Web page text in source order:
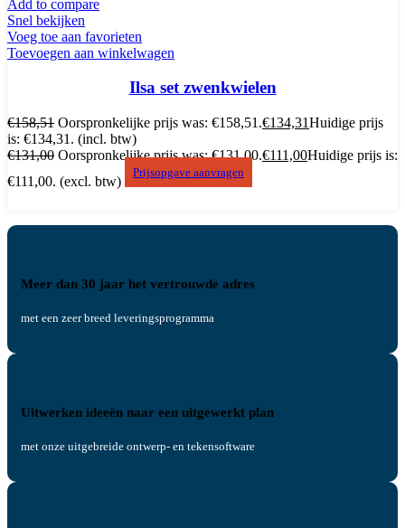
Add to compare
Snel bekijken
Voeg toe aan favorieten
Toevoegen aan winkelwagen
Ilsa set zwenkwielen
€158,51 Oorspronkelijke prijs was: €158,51.€134,31Huidige prijs
is: €134,31. (incl. btw)
€131,00 Oorspronkelijke prijs was: €131,00.€111,00Huidige prijs is:
€111,00. (excl. btw)
Prijsopgave aanvragen
Meer dan 30 jaar het vertrouwde adres
met een zeer breed leveringsprogramma
Uitwerken ideeën naar een uitgewerkt plan
met onze uitgebreide ontwerp- en tekensoftware